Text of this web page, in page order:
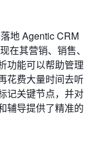
地 Agentic CRM
在其营销、销售、
功能可以帮助管理
花费大量时间去听
记关键节点，并对
辅导提供了精准的